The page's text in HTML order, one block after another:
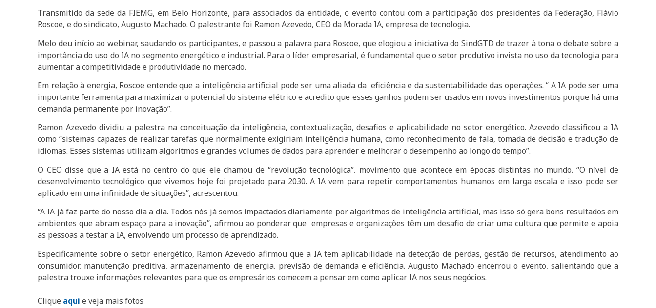
Transmitido da sede da FIEMG, em Belo Horizonte, para associados da entidade, o evento contou com a participação dos presidentes da Federação, Flávio
Roscoe, e do sindicato, Augusto Machado. O palestrante foi Ramon Azevedo, CEO da Morada IA, empresa de tecnologia.
Melo deu início ao webinar, saudando os participantes, e passou a palavra para Roscoe, que elogiou a iniciativa do SindGTD de trazer à tona o debate sobre a
importância do uso do IA no segmento energético e industrial. Para o líder empresarial, é fundamental que o setor produtivo invista no uso da tecnologia para
aumentar a competitividade e produtividade no mercado.
Em relação à energia, Roscoe entende que a inteligência artificial pode ser uma aliada da eficiência e da sustentabilidade das operações. “ A IA pode ser uma
importante ferramenta para maximizar o potencial do sistema elétrico e acredito que esses ganhos podem ser usados em novos investimentos porque há uma
demanda permanente por inovação”.
Ramon Azevedo dividiu a palestra na conceituação da inteligência, contextualização, desafios e aplicabilidade no setor energético. Azevedo classificou a IA
como “sistemas capazes de realizar tarefas que normalmente exigiriam inteligência humana, como reconhecimento de fala, tomada de decisão e tradução de
idiomas. Esses sistemas utilizam algoritmos e grandes volumes de dados para aprender e melhorar o desempenho ao longo do tempo”.
O CEO disse que a IA está no centro do que ele chamou de “revolução tecnológica”, movimento que acontece em épocas distintas no mundo. “O nível de
desenvolvimento tecnológico que vivemos hoje foi projetado para 2030. A IA vem para repetir comportamentos humanos em larga escala e isso pode ser
aplicado em uma infinidade de situações”, acrescentou.
“A IA já faz parte do nosso dia a dia. Todos nós já somos impactados diariamente por algoritmos de inteligência artificial, mas isso só gera bons resultados em
ambientes que abram espaço para a inovação”, afirmou ao ponderar que empresas e organizações têm um desafio de criar uma cultura que permite e apoia
as pessoas a testar a IA, envolvendo um processo de aprendizado.
Especificamente sobre o setor energético, Ramon Azevedo afirmou que a IA tem aplicabilidade na detecção de perdas, gestão de recursos, atendimento ao
consumidor, manutenção preditiva, armazenamento de energia, previsão de demanda e eficiência. Augusto Machado encerrou o evento, salientando que a
palestra trouxe informações relevantes para que os empresários comecem a pensar em como aplicar IA nos seus negócios.
Clique aqui e veja mais fotos